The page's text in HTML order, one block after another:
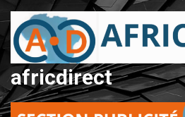
Aller
au
contenu
africdirect